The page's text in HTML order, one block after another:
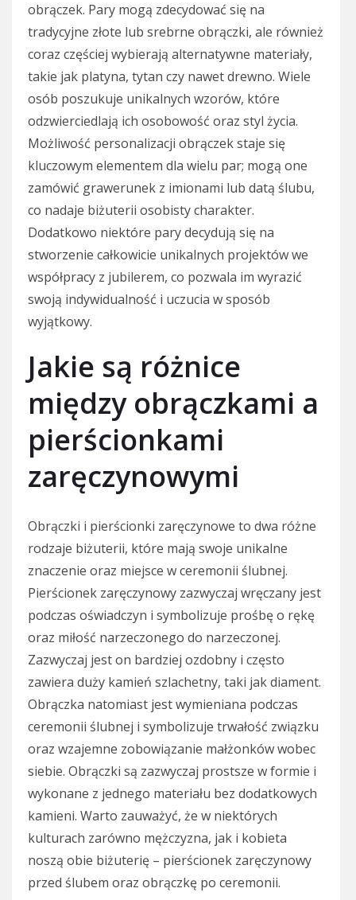
obrączek. Pary mogą zdecydować się na
tradycyjne złote lub srebrne obrączki, ale również
coraz częściej wybierają alternatywne materiały,
takie jak platyna, tytan czy nawet drewno. Wiele
osób poszukuje unikalnych wzorów, które
odzwierciedlają ich osobowość oraz styl życia.
Możliwość personalizacji obrączek staje się
kluczowym elementem dla wielu par; mogą one
zamówić grawerunek z imionami lub datą ślubu,
co nadaje biżuterii osobisty charakter.
Dodatkowo niektóre pary decydują się na
stworzenie całkowicie unikalnych projektów we
współpracy z jubilerem, co pozwala im wyrazić
swoją indywidualność i uczucia w sposób
wyjątkowy.
Jakie są różnice
między obrączkami a
pierścionkami
zaręczynowymi
Obrączki i pierścionki zaręczynowe to dwa różne
rodzaje biżuterii, które mają swoje unikalne
znaczenie oraz miejsce w ceremonii ślubnej.
Pierścionek zaręczynowy zazwyczaj wręczany jest
podczas oświadczyn i symbolizuje prośbę o rękę
oraz miłość narzeczonego do narzeczonej.
Zazwyczaj jest on bardziej ozdobny i często
zawiera duży kamień szlachetny, taki jak diament.
Obrączka natomiast jest wymieniana podczas
ceremonii ślubnej i symbolizuje trwałość związku
oraz wzajemne zobowiązanie małżonków wobec
siebie. Obrączki są zazwyczaj prostsze w formie i
wykonane z jednego materiału bez dodatkowych
kamieni. Warto zauważyć, że w niektórych
kulturach zarówno mężczyzna, jak i kobieta
noszą obie biżuterię – pierścionek zaręczynowy
przed ślubem oraz obrączkę po ceremonii.